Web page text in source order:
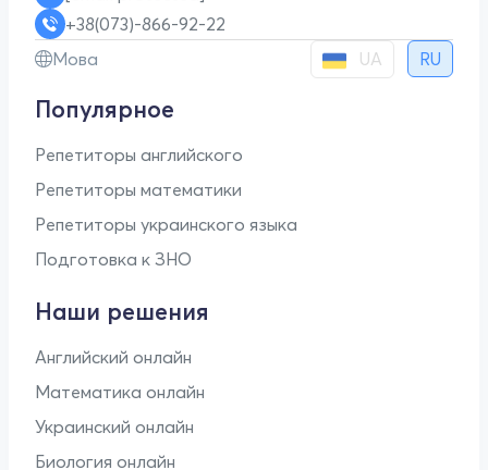
+38(073)-866-92-22
Мова
UA RU
Популярное
Репетиторы английского
Репетиторы математики
Репетиторы украинского языка
Подготовка к ЗНО
Наши решения
Английский онлайн
Математика онлайн
Украинский онлайн
Биология онлайн